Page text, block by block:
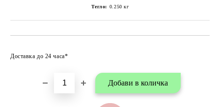
Тегло: 0.250 кг
Доставка до 24 часа*